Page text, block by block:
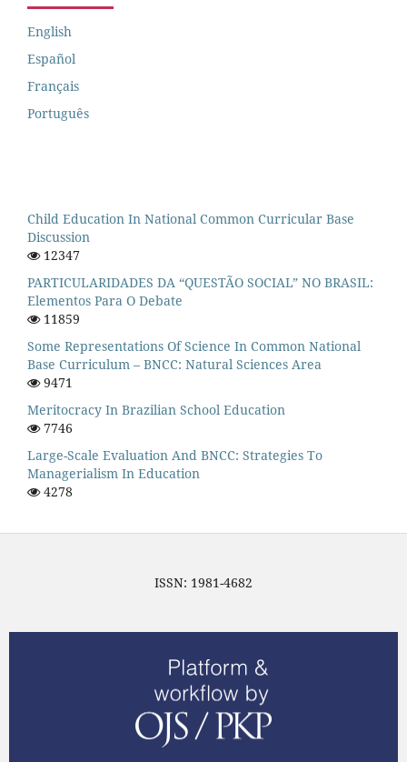
English
Español
Français
Português
Child Education In National Common Curricular Base
Discussion
12347
PARTICULARIDADES DA “QUESTÃO SOCIAL” NO BRASIL:
Elementos Para O Debate
11859
Some Representations Of Science In Common National
Base Curriculum – BNCC: Natural Sciences Area
9471
Meritocracy In Brazilian School Education
7746
Large-Scale Evaluation And BNCC: Strategies To
Managerialism In Education
4278
ISSN: 1981-4682